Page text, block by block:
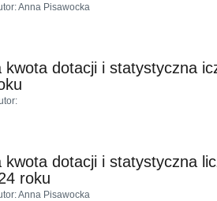
: Anna Pisawocka
kwota dotacji i statystyczna
:
kwota dotacji i statystyczna
roku
: Anna Pisawocka